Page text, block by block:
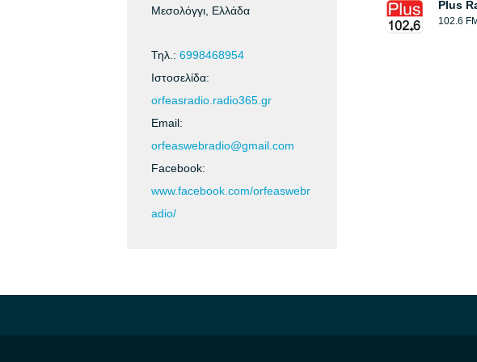
Μεσολόγγι, Ελλάδα
Τηλ.: 6998468954
Ιστοσελίδα:
orfeasradio.radio365.gr
Email:
orfeaswebradio@gmail.com
Facebook:
www.facebook.com/orfeaswebr
adio/
Plus
102.6 FM